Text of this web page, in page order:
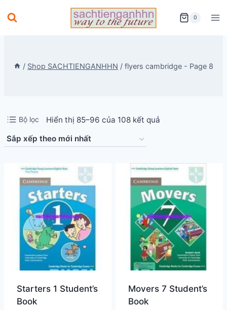
to
0
/ Shop SACHTIENGANHHN / flyers cambridge - Page 8
Bộ lọc Hiển thị 85–96 của 108 kết quảĐã
theo
mới
nhất
Starters 1 Student’s
Book
Movers 7 Student’s
Book